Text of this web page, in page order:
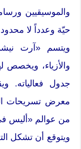
والموسيقيين
حيّة وعدداً لا محدود
ويتسم «آرت
والأزياء، ويخصص
جدول فعالياته.
معرض تسريحات
من عوالم «أليس
ويتوقع أن تشكل